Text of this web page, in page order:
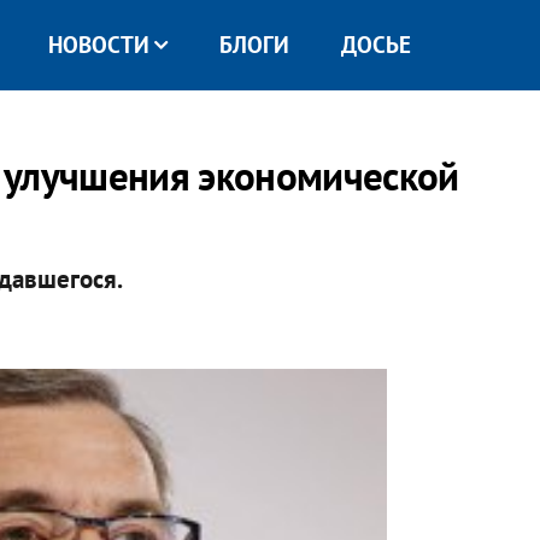
НОВОСТИ БЛОГИ ДОСЬЕ
экономической